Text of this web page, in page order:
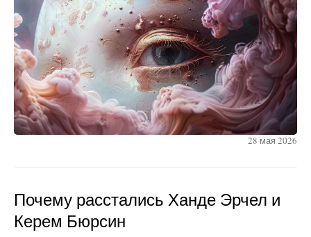
28 мая 2026
Почему расстались Ханде Эрчел и
Керем Бюрсин